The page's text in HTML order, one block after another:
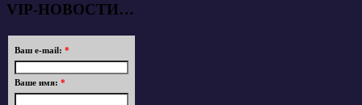
VIP-НОВОСТИ…
Ваш e-mail: *
Ваше имя: *